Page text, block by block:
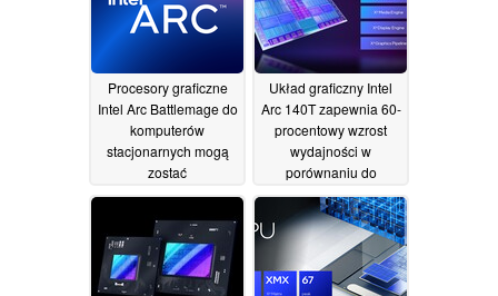
Procesory graficzne
Intel Arc Battlemage do
komputerów
stacjonarnych mogą
zostać
zaprezentowane w
08/11/2024
Układ graficzny Intel
Arc 140T zapewnia 60-
procentowy wzrost
wydajności w
porównaniu do
wariantu Lunar Lake
22/10/2024